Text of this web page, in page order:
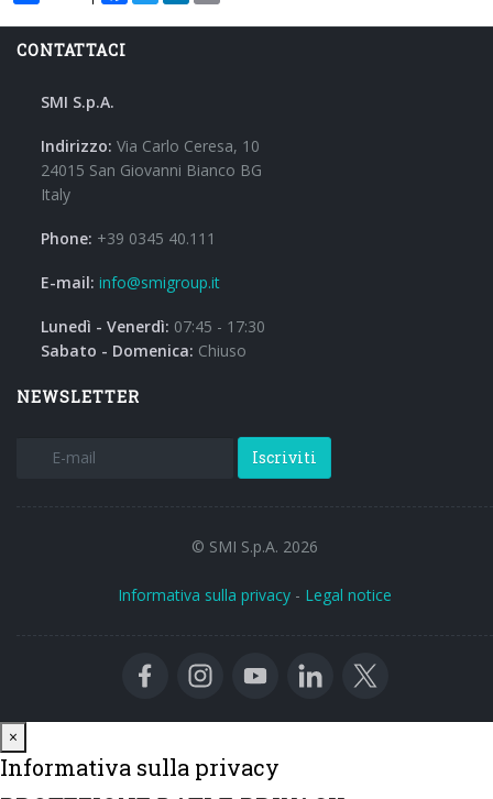
CONTATTACI
SMI S.p.A.
Indirizzo: Via Carlo Ceresa, 10
24015 San Giovanni Bianco BG
Italy
Phone: +39 0345 40.111
E-mail: info@smigroup.it
Lunedì - Venerdì: 07:45 - 17:30
Sabato - Domenica: Chiuso
NEWSLETTER
Iscriviti
© SMI S.p.A. 2026
Informativa sulla privacy - Legal notice
×
Informativa sulla privacy